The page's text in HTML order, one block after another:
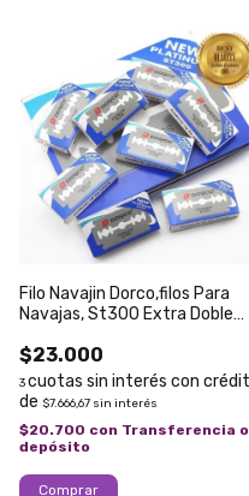
Filo Navajin Dorco,filos Para
Navajas, St300 Extra Doble
$23.000
3
$7.666,67 sin interés
$20.700 con Transferencia o
depósito